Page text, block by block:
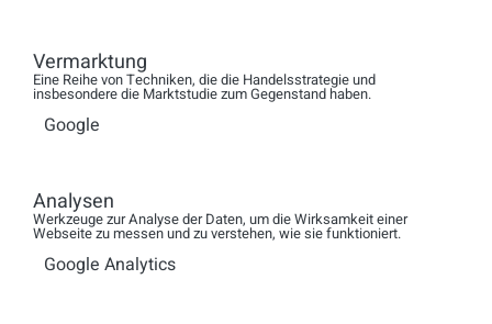
weiter schwierig zu ermitteln, wer denn tatsächlich
gegebenenfalls auch unter welcher Rufnummer
angerufen hat. Wenn der Anrufzeitpunkt klar ist, aber eine
andere - womöglich nicht existente - Rufnummer
noch in der Lage sein, die Angabe einer richtigen
Rufnummer zu beweisen. Vergessen Sie nicht: Der
angerufene Verbraucher ist bei einem Bußgeldverfahren
nicht Partei, sondern Zeuge", so Siegert gegenüber
Vermarktung
Eine Reihe von Techniken, die die Handelsstrategie und
insbesondere die Marktstudie zum Gegenstand haben.
Google
Analysen
Werkzeuge zur Analyse der Daten, um die Wirksamkeit einer
Webseite zu messen und zu verstehen, wie sie funktioniert.
Google Analytics